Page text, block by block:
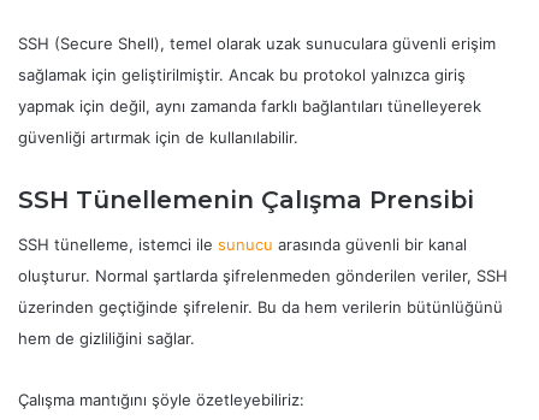
SSH (Secure Shell), temel olarak uzak sunuculara güvenli erişim
sağlamak için geliştirilmiştir. Ancak bu protokol yalnızca giriş
yapmak için değil, aynı zamanda farklı bağlantıları tünelleyerek
güvenliği artırmak için de kullanılabilir.
SSH Tünellemenin Çalışma Prensibi
SSH tünelleme, istemci ile sunucu arasında güvenli bir kanal
oluşturur. Normal şartlarda şifrelenmeden gönderilen veriler, SSH
üzerinden geçtiğinde şifrelenir. Bu da hem verilerin bütünlüğünü
hem de gizliliğini sağlar.
Çalışma mantığını şöyle özetleyebiliriz: